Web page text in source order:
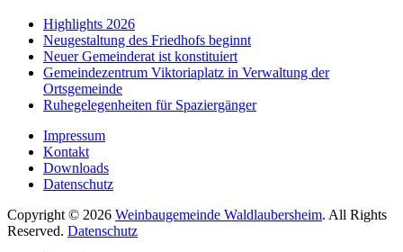
Highlights 2026
Neugestaltung des Friedhofs beginnt
Neuer Gemeinderat ist konstituiert
Gemeindezentrum Viktoriaplatz in Verwaltung der
Ortsgemeinde
Ruhegelegenheiten für Spaziergänger
Impressum
Kontakt
Downloads
Datenschutz
Copyright © 2026 Weinbaugemeinde Waldlaubersheim. All Rights
Reserved. Datenschutz